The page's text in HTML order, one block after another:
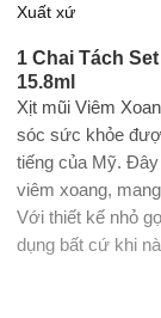
Xuất xứ
1 Chai Tách
15.8ml
Xịt mũi Viêm
sóc sức khỏe
tiếng của Mỹ. Đây
viêm xoang,
Với thiết kế nhỏ
dụng bất cứ khi